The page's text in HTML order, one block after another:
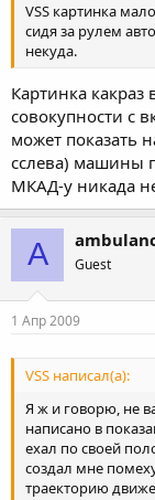
VSS картинка
сидя за рулем
некуда.
Картинка
совокупности с
может показать
сслева) машины
МКАД-у никада
A Guest
1 Апр 2009
VSS написал(а):
Я ж и говорю, не
написано в
ехал по своей
создал мне
траекторию